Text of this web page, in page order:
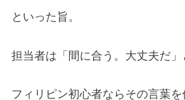
といった旨。
担当者は「間に合う。大丈夫だ」
フィリピン初心者ならその言葉